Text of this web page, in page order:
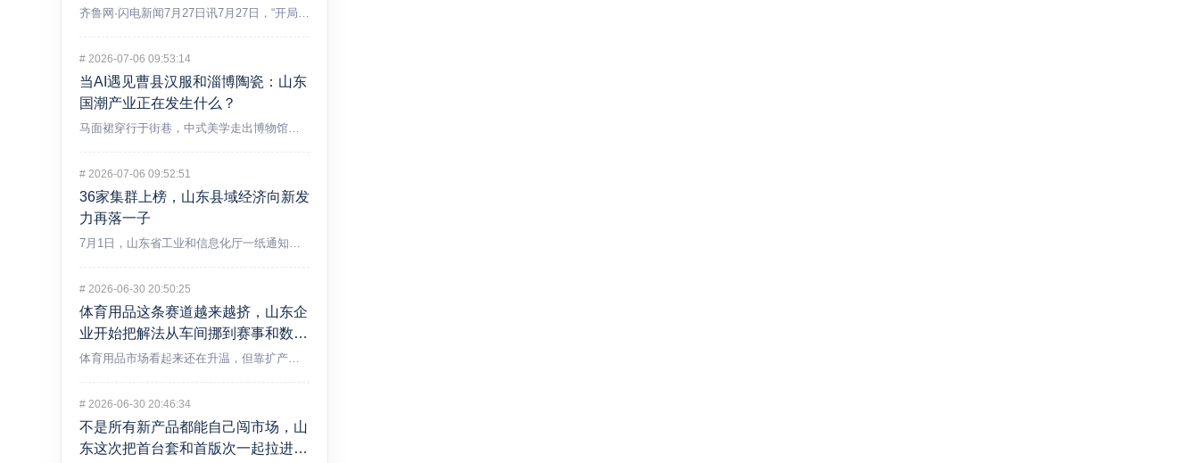
# 2026-07-06 09:53:14
当AI遇见曹县汉服和淄博陶瓷：山东
国潮产业正在发生什么？
马面裙穿行于街巷，中式美学走出博物馆——国潮早已不只是一个消...
# 2026-07-06 09:52:51
36家集群上榜，山东县域经济向新发
力再落一子
# 2026-06-30 20:50:25
体育用品这条赛道越来越挤，山东企
业开始把解法从车间挪到赛事和数据
里
体育用品市场看起来还在升温，但靠扩产就能吃到红利的阶段，显然...
# 2026-06-30 20:46:34
不是所有新产品都能自己闯市场，山
东这次把首台套和首版次一起拉进保